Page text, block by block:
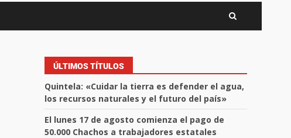
ÚLTIMOS TÍTULOS
Quintela: «Cuidar la tierra es defender el agua,
los recursos naturales y el futuro del país»
El lunes 17 de agosto comienza el pago de
50.000 Chachos a trabajadores estatales